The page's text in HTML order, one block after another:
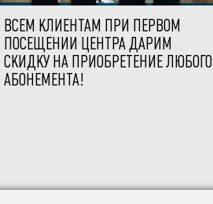
ВСЕМ КЛИЕНТАМ ПРИ ПЕРВОМ
ПОСЕЩЕНИИ ЦЕНТРА ДАРИМ
СКИДКУ НА ПРИОБРЕТЕНИЕ ЛЮБОГО
АБОНЕМЕНТА!